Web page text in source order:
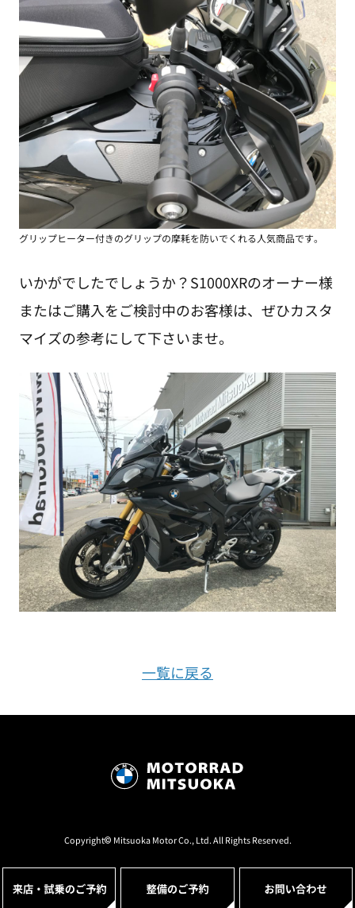
グリップヒーター付きのグリップの摩耗を防いでくれる人気商品です。
いかがでしたでしょうか？S1000XRのオーナー様
またはご購入をご検討中のお客様は、ぜひカスタ
マイズの参考にして下さいませ。
一覧に戻る
Copyright© Mitsuoka Motor Co., Ltd. All Rights Reserved.